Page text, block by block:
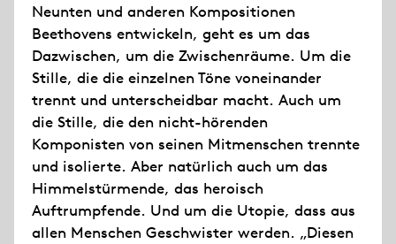
Neunten und anderen Kompositionen
Beethovens entwickeln, geht es um das
Dazwischen, um die Zwischenräume. Um die
Stille, die die einzelnen Töne voneinander
trennt und unterscheidbar macht. Auch um
die Stille, die den nicht-hörenden
Komponisten von seinen Mitmenschen trennte
und isolierte. Aber natürlich auch um das
Himmelstürmende, das heroisch
Auftrumpfende. Und um die Utopie, dass aus
allen Menschen Geschwister werden. „Diesen